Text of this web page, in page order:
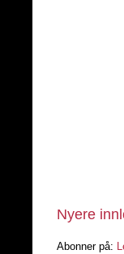
Nyere
Abonner på: